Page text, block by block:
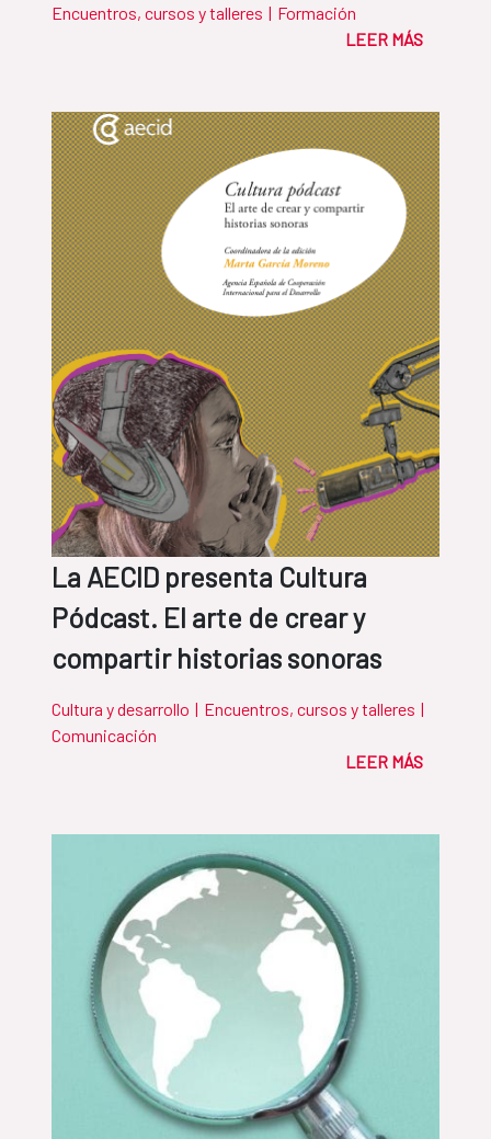
Encuentros, cursos y talleres | Formación
LEER MÁS
La AECID presenta Cultura
Pódcast. El arte de crear y
compartir historias sonoras
Cultura y desarrollo | Encuentros, cursos y talleres |
Comunicación
LEER MÁS